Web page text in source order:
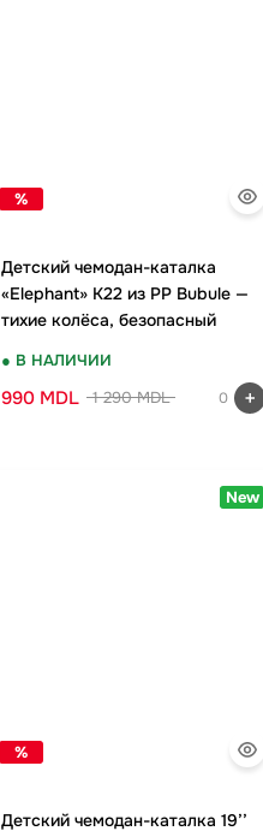
%
Детский чемодан-каталка
«Elephant» K22 из PP Bubule —
тихие колёса, безопасный
● В НАЛИЧИИ
990 MDL 1 290 MDL 0
New
%
Детский чемодан-каталка 19’’